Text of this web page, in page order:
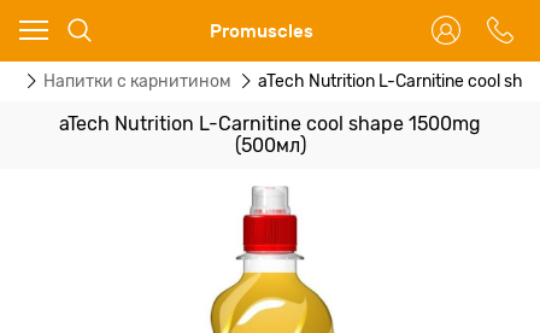
Promuscles
Напитки с карнитином aTech Nutrition L-Carnitine cool
aTech Nutrition L-Carnitine cool shape 1500mg
(500мл)
Ваш город - Москва,
угадали?
ДА НЕТ